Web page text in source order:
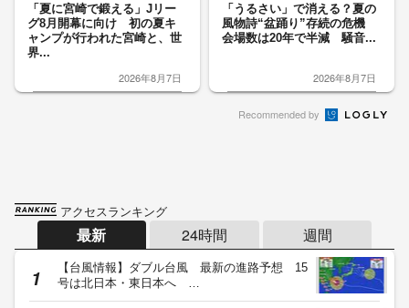
「夏に宮崎で鍛える」Jリー
グ8月開幕に向け 初の夏キ
ャンプが行われた宮崎と、世
界...
2026年8月7日
「うるさい」で消える？夏の
風物詩“盆踊り”存続の危機
会場数は20年で半減 騒音...
2026年8月7日
Recommended by
アクセスランキング
最新 24時間 週間
【台風情報】ダブル台風 最新の進路予想 15
号は北日本・東日本へ …